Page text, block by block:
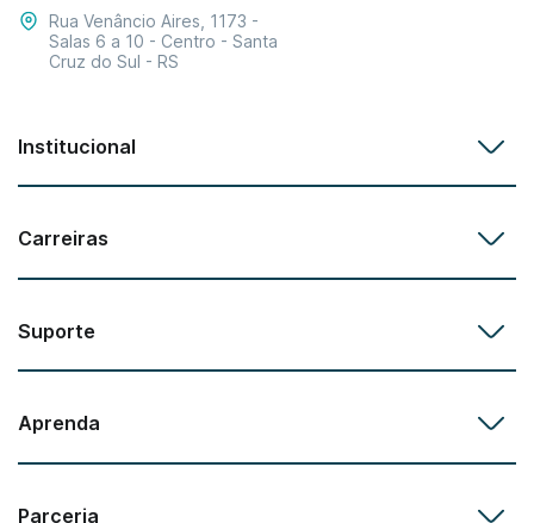
Rua Venâncio Aires, 1173 -
Salas 6 a 10 - Centro - Santa
Cruz do Sul - RS
Institucional
Carreiras
Suporte
Aprenda
Parceria